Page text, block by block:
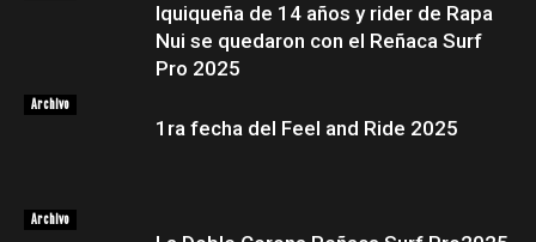
Iquiqueña de 14 años y rider de Rapa
Nui se quedaron con el Reñaca Surf
Pro 2025
Archivo
1ra fecha del Feel and Ride 2025
Archivo